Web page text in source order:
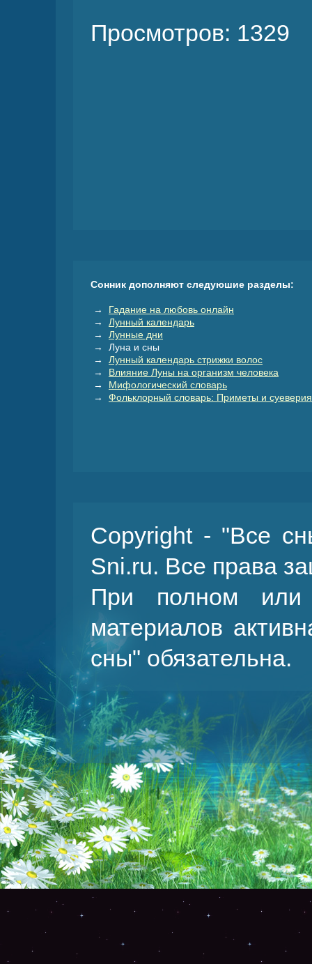
Просмотров: 1329
Сонник дополняют следуюшие разделы:
→ Гадание на любовь онлайн
→ Лунный календарь
→ Лунные дни
→ Луна и сны
→ Лунный календарь стрижки волос
→ Влияние Луны на организм человека
→ Мифологический словарь
→ Фольклорный словарь: Приметы и суеверия
Copyright - "Все
Sni.ru. Все права
При полном или
материалов
сны" обязательна.